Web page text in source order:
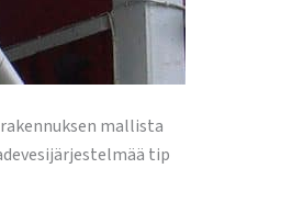
mallista
tip